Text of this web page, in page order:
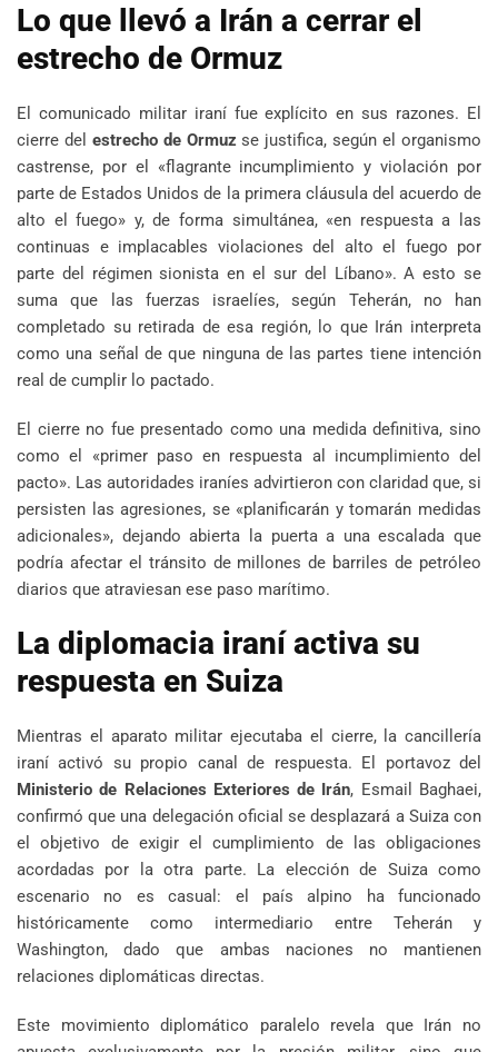
Lo que llevó a Irán a cerrar el
estrecho de Ormuz
El comunicado militar iraní fue explícito en sus razones. El
cierre del estrecho de Ormuz se justifica, según el organismo
castrense, por el «flagrante incumplimiento y violación por
parte de Estados Unidos de la primera cláusula del acuerdo de
alto el fuego» y, de forma simultánea, «en respuesta a las
continuas e implacables violaciones del alto el fuego por
parte del régimen sionista en el sur del Líbano». A esto se
suma que las fuerzas israelíes, según Teherán, no han
completado su retirada de esa región, lo que Irán interpreta
como una señal de que ninguna de las partes tiene intención
real de cumplir lo pactado.
El cierre no fue presentado como una medida definitiva, sino
como el «primer paso en respuesta al incumplimiento del
pacto». Las autoridades iraníes advirtieron con claridad que, si
persisten las agresiones, se «planificarán y tomarán medidas
adicionales», dejando abierta la puerta a una escalada que
podría afectar el tránsito de millones de barriles de petróleo
diarios que atraviesan ese paso marítimo.
La diplomacia iraní activa su
respuesta en Suiza
Mientras el aparato militar ejecutaba el cierre, la cancillería
iraní activó su propio canal de respuesta. El portavoz del
Ministerio de Relaciones Exteriores de Irán, Esmail Baghaei,
confirmó que una delegación oficial se desplazará a Suiza con
el objetivo de exigir el cumplimiento de las obligaciones
acordadas por la otra parte. La elección de Suiza como
escenario no es casual: el país alpino ha funcionado
históricamente como intermediario entre Teherán y
Washington, dado que ambas naciones no mantienen
relaciones diplomáticas directas.
Este movimiento diplomático paralelo revela que Irán no